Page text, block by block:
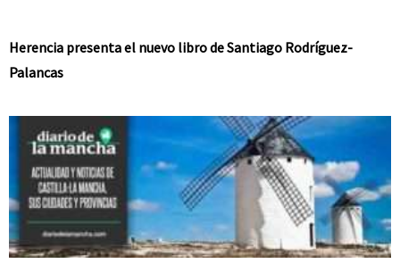
Herencia presenta el nuevo libro de Santiago Rodríguez-
Palancas